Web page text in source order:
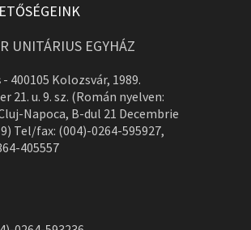
UNITÁRIUS EGYHÁZ
- 400105 Kolozsvár, 1989.
21. u. 9. sz. (Román nyelven:
Napoca, B-dul 21 Decembrie
9) Tel/fax: (004)-0264-595927,
405557